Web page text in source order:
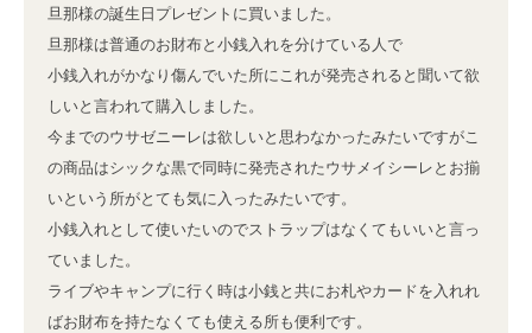
旦那様の誕生日プレゼントに買いました。
旦那様は普通のお財布と小銭入れを分けている人で
小銭入れがかなり傷んでいた所にこれが発売されると聞いて欲
しいと言われて購入しました。
今までのウサゼニーレは欲しいと思わなかったみたいですがこ
の商品はシックな黒で同時に発売されたウサメイシーレとお揃
いという所がとても気に入ったみたいです。
小銭入れとして使いたいのでストラップはなくてもいいと言っ
ていました。
ライブやキャンプに行く時は小銭と共にお札やカードを入れれ
ばお財布を持たなくても使える所も便利です。